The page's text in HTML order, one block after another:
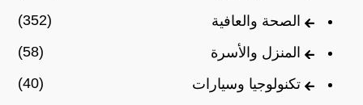
الصحة والعافية
(352)
المنزل والأسرة
(58)
تكنولوجيا وسيارات
(40)